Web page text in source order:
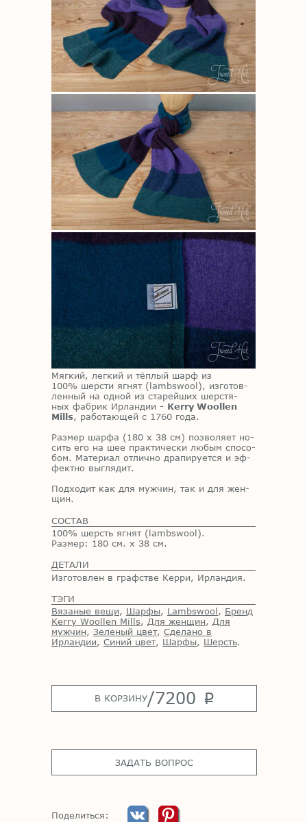
Мяг­кий, лег­кий и тёп­лый шарф из
100% шер­сти яг­нят (lambswool), из­го­тов­
лен­ный на од­ной из ста­рей­ших шер­стя­
ных фаб­рик Ир­лан­дии - Kerry Woollen
Mills, ра­бо­та­ю­щей с 1760 года.
Раз­мер шар­фа (180 х 38 см) поз­во­ля­ет но­
сить его на шее прак­ти­че­ски лю­бым спо­со­
бом. Ма­те­ри­ал от­лич­но дра­пи­ру­ет­ся и эф­
фект­но вы­гля­дит.
Под­хо­дит как для муж­чин, так и для жен­
щин.
СОСТАВ
100% шерсть ягнят (lambswool).
Размер: 180 см. х 38 см.
ДЕТАЛИ
Изготовлен в графстве Керри, Ирландия.
ТЭГИ
Вязаные вещи, Шарфы, Lambswool, Бренд
Kerry Woollen Mills, Для женщин, Для
мужчин, Зеленый цвет, Сделано в
Ирландии, Синий цвет, Шарфы, Шерсть.
В КОРЗИНУ/7200 p
ЗАДАТЬ ВОПРОС
Поделиться: